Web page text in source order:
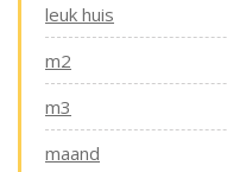
leuk huis
m2
m3
maand